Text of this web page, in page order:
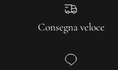
Consegna veloce